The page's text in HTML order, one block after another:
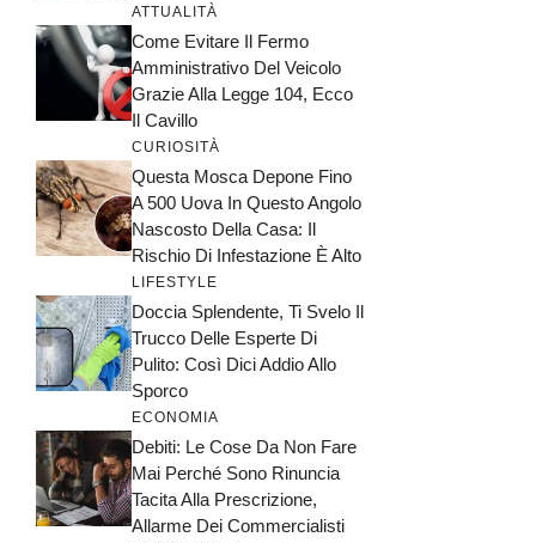
ATTUALITÀ
Come Evitare Il Fermo
Amministrativo Del Veicolo
Grazie Alla Legge 104, Ecco
Il Cavillo
CURIOSITÀ
Questa Mosca Depone Fino
A 500 Uova In Questo Angolo
Nascosto Della Casa: Il
Rischio Di Infestazione È Alto
LIFESTYLE
Doccia Splendente, Ti Svelo Il
Trucco Delle Esperte Di
Pulito: Così Dici Addio Allo
Sporco
ECONOMIA
Debiti: Le Cose Da Non Fare
Mai Perché Sono Rinuncia
Tacita Alla Prescrizione,
Allarme Dei Commercialisti